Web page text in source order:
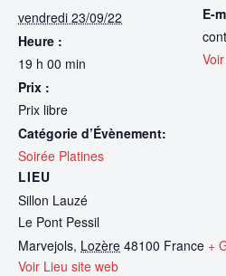
vendredi 23/09/22
Heure :
19 h 00 min
Prix :
Prix libre
Catégorie d’Évènement:
Soirée Platines
LIEU
Sillon Lauzé
Le Pont Pessil
Marvejols, Lozère 48100 France +
Voir Lieu site web
E-